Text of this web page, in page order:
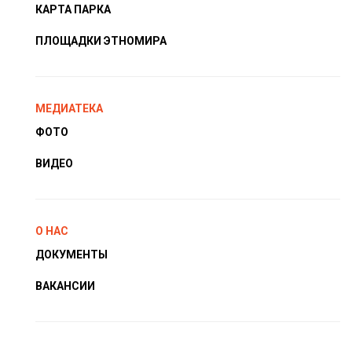
КАРТА ПАРКА
ПЛОЩАДКИ ЭТНОМИРА
МЕДИАТЕКА
ФОТО
ВИДЕО
О НАС
ДОКУМЕНТЫ
ВАКАНСИИ